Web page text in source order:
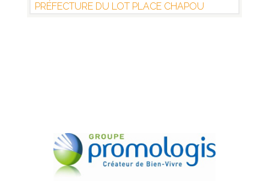
PRÉFECTURE DU LOT PLACE CHAPOU